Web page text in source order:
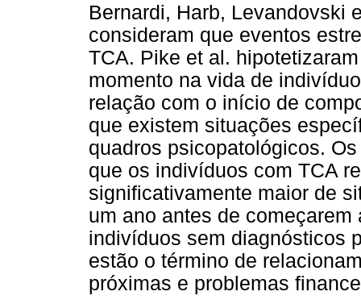
Bernardi, Harb, Levandovski
consideram que eventos
TCA. Pike et al.
momento na vida de
relação com o início de
que existem situações
quadros psicopatológicos.
que os indivíduos com TCA
significativamente maior de
um ano antes de
indivíduos sem diagnósticos
estão o término de
próximas e problemas